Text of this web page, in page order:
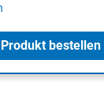
Produkt bestellen